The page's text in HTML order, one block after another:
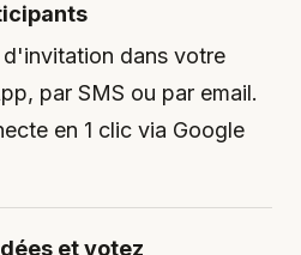
d'invitation dans votre
par SMS ou par email.
en 1 clic via Google
et votez